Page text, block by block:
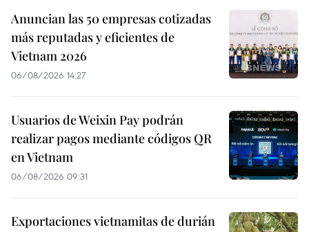
Anuncian las 50 empresas cotizadas
más reputadas y eficientes de
Vietnam 2026
06/08/2026 14:27
Usuarios de Weixin Pay podrán
realizar pagos mediante códigos QR
en Vietnam
06/08/2026 09:31
Exportaciones vietnamitas de durián